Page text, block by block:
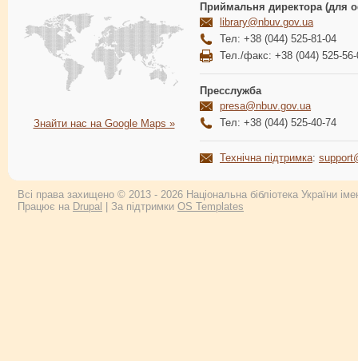
Знайти нас на Google Maps »
Приймальня директора (для
library@nbuv.gov.ua
Тел: +38 (044) 525-81-04
Тел./факс: +38 (044) 525-56-
Пресслужба
presa@nbuv.gov.ua
Тел: +38 (044) 525-40-74
Технічна підтримка:
Всі права захищено © 2013 - 2026 Національна бібліотека України
Працює на Drupal | За підтримки OS Templates